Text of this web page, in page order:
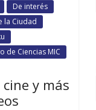
De interés
la Ciudad
de Ciencias MIC
y más